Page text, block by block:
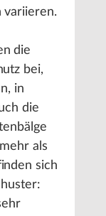
variieren.
die
bei,
in
die
als
sich